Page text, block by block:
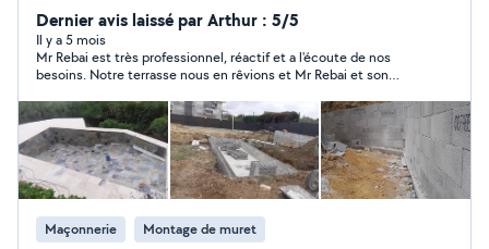
Montage meuble Vous pouvez me joindre au tel mon
numéro est affiché sur mon profil
Dernier avis laissé par Arthur : 5/5
Il y a 5 mois
Mr Rebai est très professionnel, réactif et a l'écoute de nos
besoins. Notre terrasse nous en rêvions et Mr Rebai et son
Maçonnerie Montage de muret